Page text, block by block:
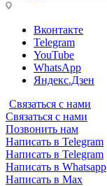
Вконтакте
Telegram
YouTube
WhatsApp
Яндекс.Дзен
Связаться с нами
Связаться с нами
Позвонить нам
Написать в Telegram
Написать в Telegram
Написать в Whatsapp
Написать в Max